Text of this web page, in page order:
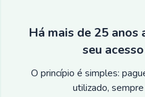
Há mais de 25
seu
O princípio é simples:
utilizado,